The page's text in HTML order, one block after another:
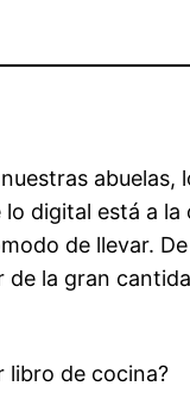
abuelas,
digital está a
de llevar.
la gran
libro de cocina?